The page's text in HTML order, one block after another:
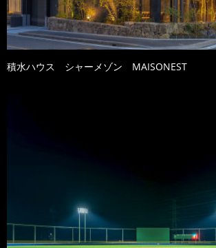
積水ハウス シャーメゾン MAISONEST